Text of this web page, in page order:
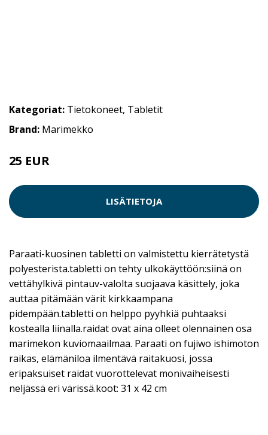
Kategoriat: Tietokoneet, Tabletit
Brand: Marimekko
25 EUR
LISÄTIETOJA
Paraati-kuosinen tabletti on valmistettu kierrätetystä
polyesterista.tabletti on tehty ulkokäyttöön:siinä on
vettähylkivä pintauv-valolta suojaava käsittely, joka
auttaa pitämään värit kirkkaampana
pidempään.tabletti on helppo pyyhkiä puhtaaksi
kostealla liinalla.raidat ovat aina olleet olennainen osa
marimekon kuviomaailmaa. Paraati on fujiwo ishimoton
raikas, elämäniloa ilmentävä raitakuosi, jossa
eripaksuiset raidat vuorottelevat monivaiheisesti
neljässä eri värissä.koot: 31 x 42 cm